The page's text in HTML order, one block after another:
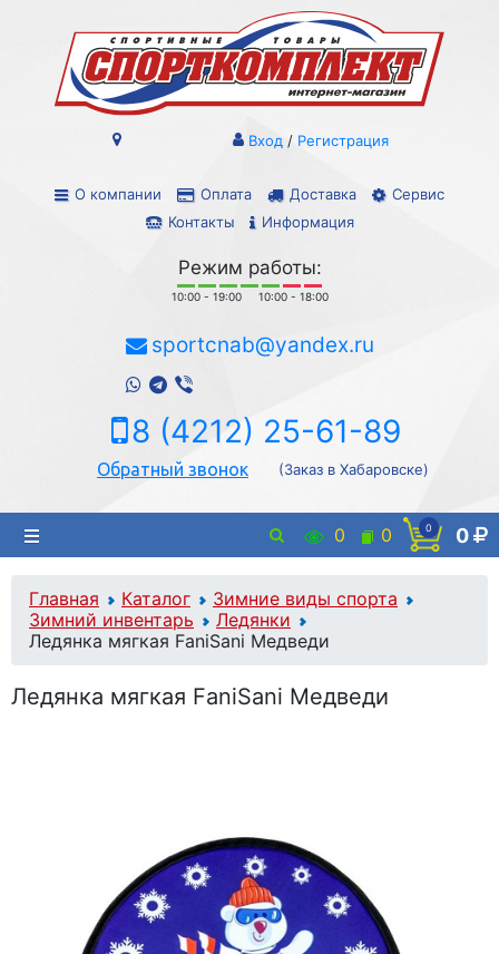
О компании Оплата Доставка
Сервис
Контакты
Информация
Вход / Регистрация
Режим работы:
10:00 - 19:00 10:00 - 18:00
sportcnab@yandex.ru
8 (4212) 25-61-89
Обратный звонок (Заказ в Хабаровске)
0 0 0 0
Главная Каталог
Зимние виды спорта
Зимний инвентарь
Ледянки
Ледянка мягкая FaniSani Медведи
Ледянка мягкая FaniSani Медведи